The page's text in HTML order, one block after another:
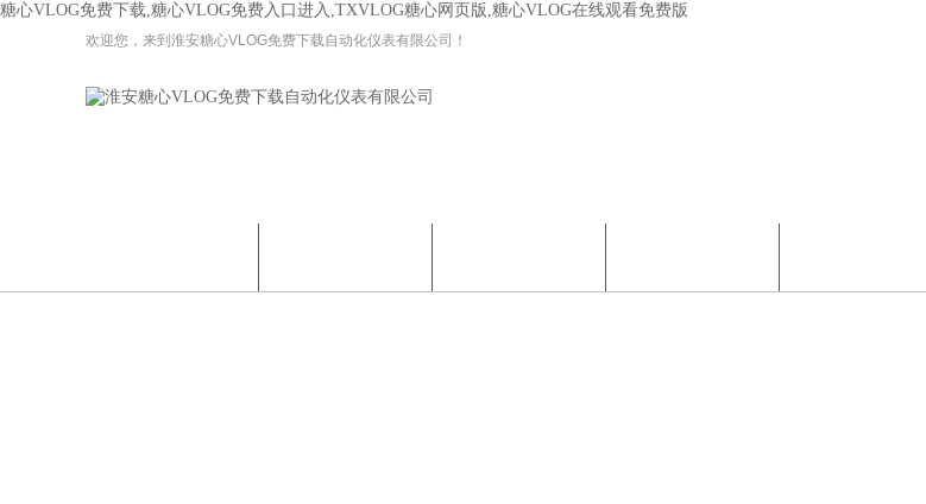
糖心VLOG免费下载,糖心VLOG免费入口进入,TXVLOG糖心网页版,糖心VLOG在线观看免费版
欢迎您，来到淮安糖心VLOG免费下载自动化仪表有限公司！